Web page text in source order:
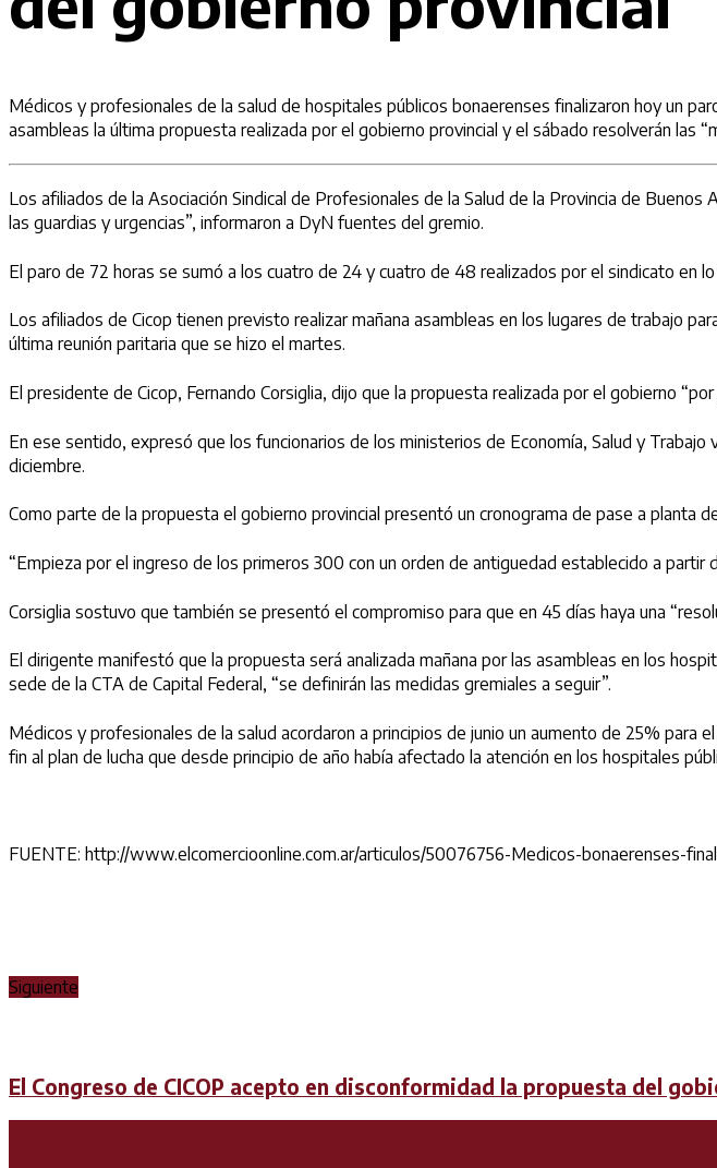
Médicos y profesionales de la salud de hospitales públicos bonaerenses finalizaron hoy un
asambleas la última propuesta realizada por el gobierno provincial y el sábado resolverán las
Los afiliados de la Asociación Sindical de Profesionales de la Salud de la Provincia de
las guardias y urgencias”, informaron a DyN fuentes del gremio.
El paro de 72 horas se sumó a los cuatro de 24 y cuatro de 48 realizados por el sindicato en
Los afiliados de Cicop tienen previsto realizar mañana asambleas en los lugares de trabajo
última reunión paritaria que se hizo el martes.
El presidente de Cicop, Fernando Corsiglia, dijo que la propuesta realizada por el gobierno
En ese sentido, expresó que los funcionarios de los ministerios de Economía, Salud y
diciembre.
Como parte de la propuesta el gobierno provincial presentó un cronograma de pase a planta
“Empieza por el ingreso de los primeros 300 con un orden de antiguedad establecido a partir
Corsiglia sostuvo que también se presentó el compromiso para que en 45 días haya una
El dirigente manifestó que la propuesta será analizada mañana por las asambleas en los
sede de la CTA de Capital Federal, “se definirán las medidas gremiales a seguir”.
Médicos y profesionales de la salud acordaron a principios de junio un aumento de 25%
fin al plan de lucha que desde principio de año había afectado la atención en los hospitales
FUENTE: http://www.elcomercioonline.com.ar/articulos/50076756-Medicos-bonaerenses-
Siguiente
El Congreso de CICOP acepto en disconformidad la propuesta del